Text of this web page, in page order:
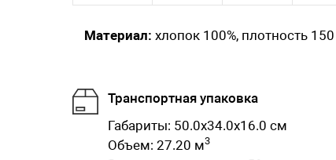
Материал: хлопок 100%, плотность
Транспортная упаковка
Габариты: 50.0x34.0x16.0 см
Объем: 27.20 м3